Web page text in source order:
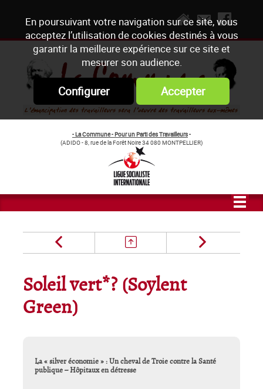
En poursuivant votre navigation sur ce site, vous
acceptez l’utilisation de cookies destinés à vous
garantir la meilleure expérience sur ce site et
mesurer son audience.
Configurer Accepter
- La Commune - Pour un Parti des Travailleurs-
(ADIDO - 8, rue de la Forêt Noire 34 080 MONTPELLIER)
Soleil vert*? (Soylent
Green)
La « silver économie » : Un cheval de Troie contre la Santé
publique – Hôpitaux en détresse